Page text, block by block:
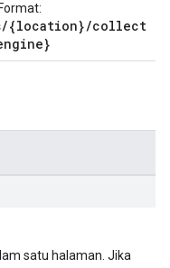
{location}/collect
satu halaman. Jika